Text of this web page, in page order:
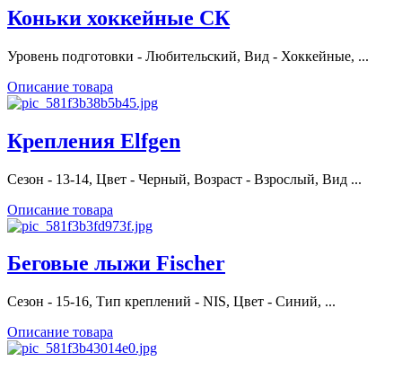
Коньки хоккейные СК
Уровень подготовки - Любительский, Вид - Хоккейные, ...
Описание товара
Крепления Elfgen
Сезон - 13-14, Цвет - Черный, Возраст - Взрослый, Вид ...
Описание товара
Беговые лыжи Fischer
Сезон - 15-16, Тип креплений - NIS, Цвет - Синий, ...
Описание товара